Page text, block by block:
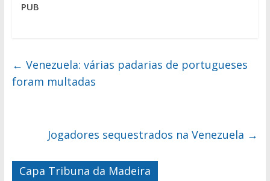
PUB
← Venezuela: várias padarias de portugueses
foram multadas
Jogadores sequestrados na Venezuela →
Capa Tribuna da Madeira